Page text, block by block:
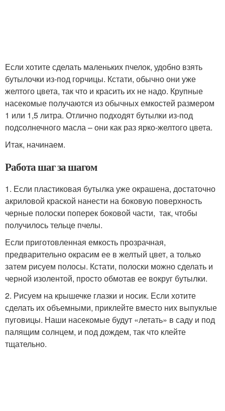
Если хотите сделать маленьких пчелок, удобно взять
бутылочки из-под горчицы. Кстати, обычно они уже
желтого цвета, так что и красить их не надо. Крупные
насекомые получаются из обычных емкостей размером
1 или 1,5 литра. Отлично подходят бутылки из-под
подсолнечного масла – они как раз ярко-желтого цвета.
Итак, начинаем.
Работа шаг за шагом
1. Если пластиковая бутылка уже окрашена, достаточно
акриловой краской нанести на боковую поверхность
черные полоски поперек боковой части, так, чтобы
получилось тельце пчелы.
Если приготовленная емкость прозрачная,
предварительно окрасим ее в желтый цвет, а только
затем рисуем полосы. Кстати, полоски можно сделать и
черной изолентой, просто обмотав ее вокруг бутылки.
2. Рисуем на крышечке глазки и носик. Если хотите
сделать их объемными, приклейте вместо них выпуклые
пуговицы. Наши насекомые будут «летать» в саду и под
палящим солнцем, и под дождем, так что клейте
тщательно.